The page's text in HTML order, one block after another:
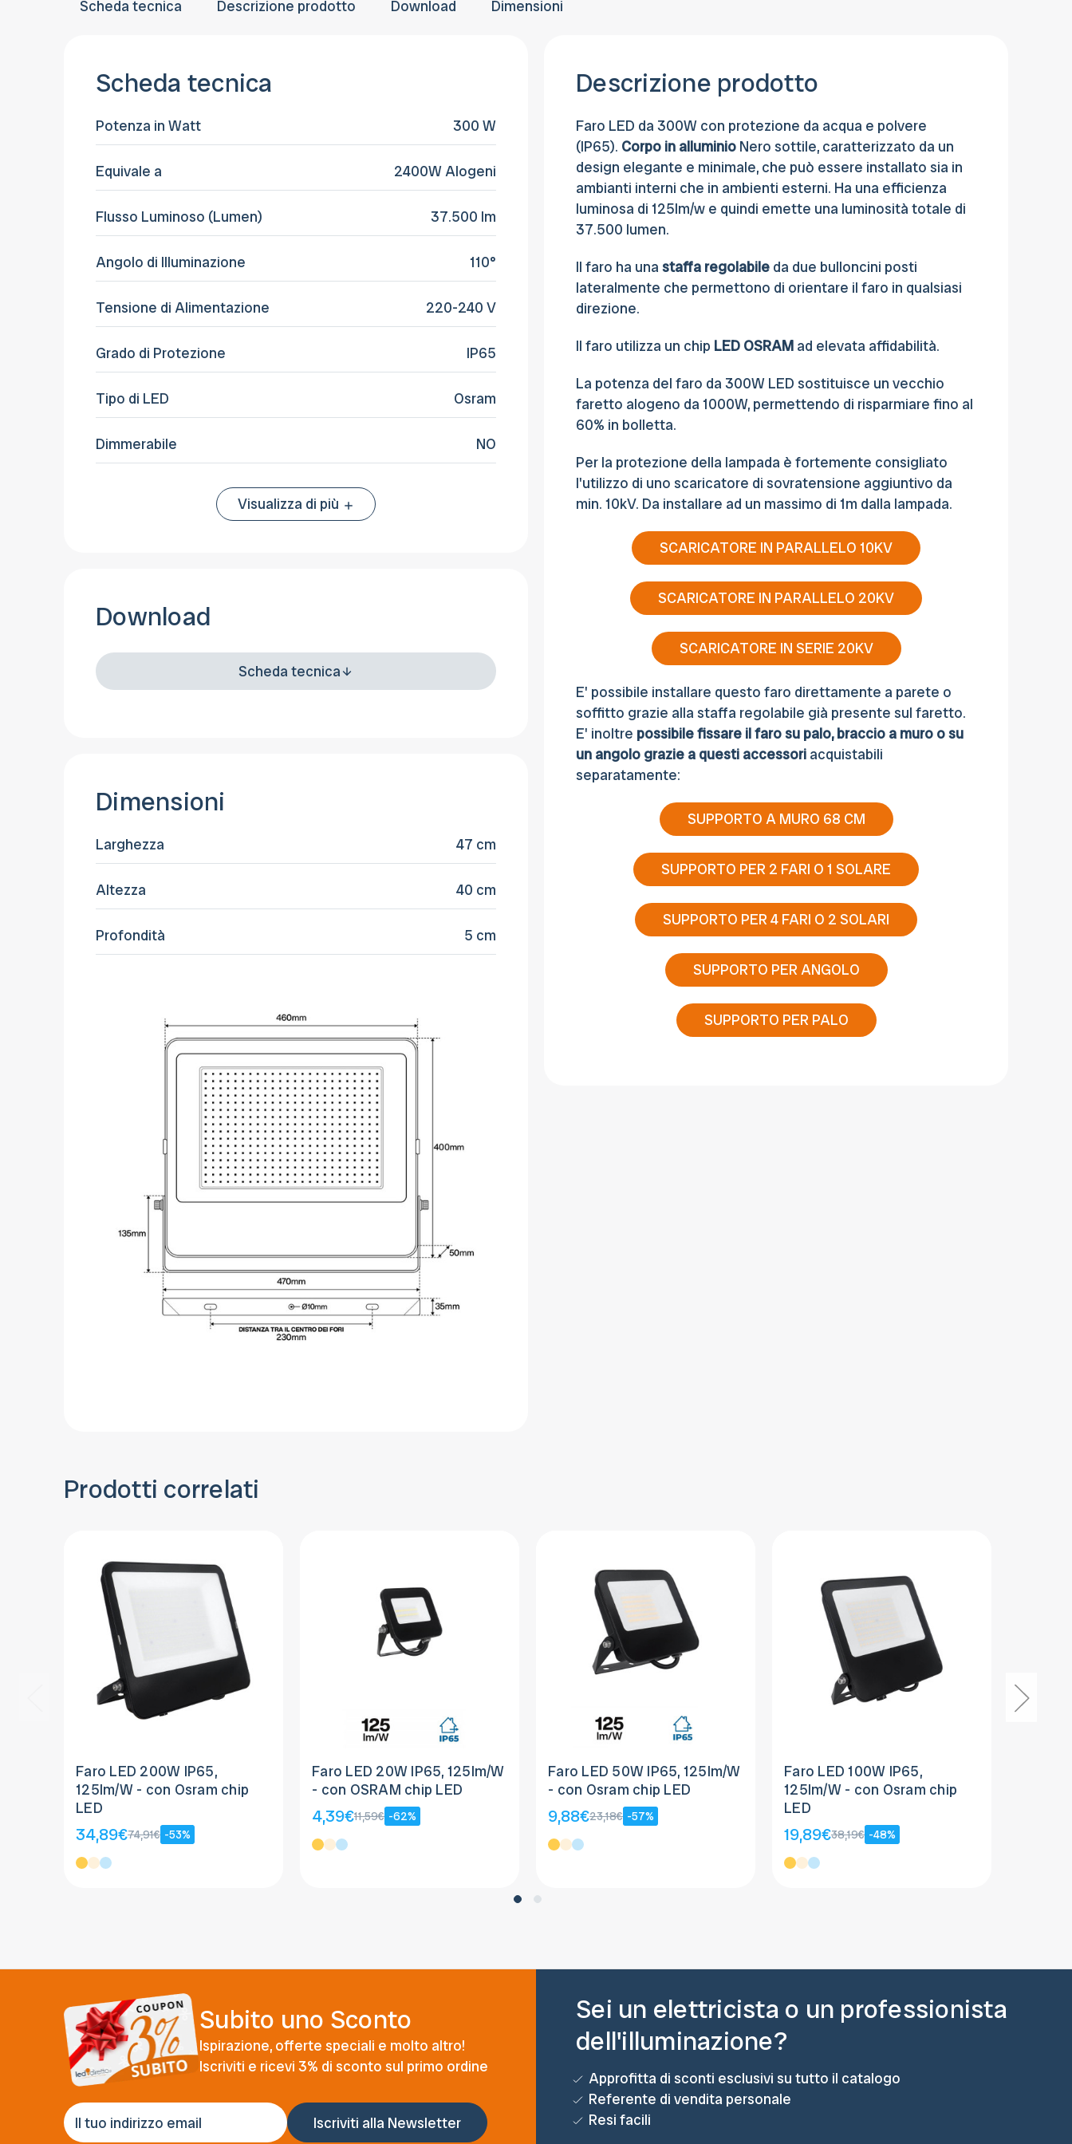
Scheda tecnica Descrizione prodotto Download Dimensioni
Scheda tecnica
Potenza in Watt 300 W
Equivale a 2400W Alogeni
Flusso Luminoso (Lumen) 37.500 lm
Angolo di Illuminazione 110°
Tensione di Alimentazione 220-240 V
Grado di Protezione IP65
Tipo di LED Osram
Dimmerabile NO
Visualizza di più
Download
Scheda tecnica
Dimensioni
Larghezza 47 cm
Altezza 40 cm
Profondità 5 cm
Descrizione prodotto
Faro LED da 300W con protezione da acqua e polvere
(IP65). Corpo in alluminio Nero sottile, caratterizzato da un
design elegante e minimale, che può essere installato sia in
ambianti interni che in ambienti esterni. Ha una efficienza
luminosa di 125lm/w e quindi emette una luminosità totale di
37.500 lumen.
Il faro ha una staffa regolabile da due bulloncini posti
lateralmente che permettono di orientare il faro in qualsiasi
direzione.
Il faro utilizza un chip LED OSRAM ad elevata affidabilità.
La potenza del faro da 300W LED sostituisce un vecchio
faretto alogeno da 1000W, permettendo di risparmiare fino al
60% in bolletta.
Per la protezione della lampada è fortemente consigliato
l'utilizzo di uno scaricatore di sovratensione aggiuntivo da
min. 10kV. Da installare ad un massimo di 1m dalla lampada.
SCARICATORE IN PARALLELO 10KV
SCARICATORE IN PARALLELO 20KV
SCARICATORE IN SERIE 20KV
E' possibile installare questo faro direttamente a parete o
soffitto grazie alla staffa regolabile già presente sul faretto.
E' inoltre possibile fissare il faro su palo, braccio a muro o su
un angolo grazie a questi accessori acquistabili
separatamente:
SUPPORTO A MURO 68 CM
SUPPORTO PER 2 FARI O 1 SOLARE
SUPPORTO PER 4 FARI O 2 SOLARI
SUPPORTO PER ANGOLO
SUPPORTO PER PALO
Prodotti correlati
Faro LED 200W IP65,
125lm/W - con Osram chip
LED
34,89€74,91€ -53%
Faro LED 20W IP65, 125lm/W
- con OSRAM chip LED
4,39€11,59€ -62%
Faro LED 50W IP65, 125lm/W
- con Osram chip LED
9,88€23,18€ -57%
Faro LED 100W IP65,
125lm/W - con Osram chip
LED
19,89€38,19€ -48%
Subito uno Sconto
Ispirazione, offerte speciali e molto altro!
Iscriviti e ricevi 3% di sconto sul primo ordine
Sei un elettricista o un professionista
dell'illuminazione?
Approfitta di sconti esclusivi su tutto il catalogo
Referente di vendita personale
Resi facili